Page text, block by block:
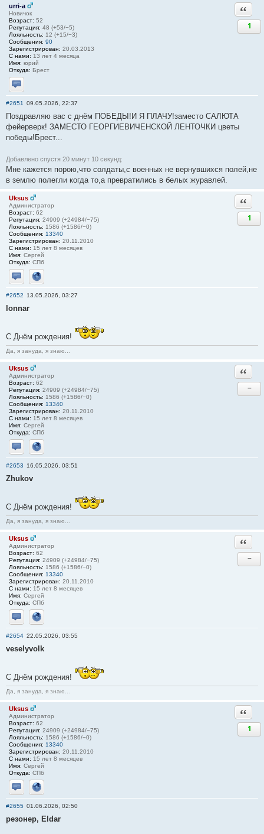
urri-a
Новичок
Возраст: 52
Репутация: 48 (+53/−5)
Лояльность: 12 (+15/−3)
Сообщения: 90
Зарегистрирован: 20.03.2013
С нами: 13 лет 4 месяца
Имя: юрий
Откуда: Брест
Отправить личное сообщение
1
#2651 09.05.2026, 22:37
Поздравляю вас с днём ПОБЕДЫ!И Я ПЛАЧУ!заместо САЛЮТА
фейерверк! ЗАМЕСТО ГЕОРГИЕВИЧЕНСКОЙ ЛЕНТОЧКИ цветы
победы!Брест...
Добавлено спустя 20 минут 10 секунд:
Мне кажется порою,что солдаты,с военных не вернувшихся полей,не
в землю полегли когда то,а превратились в белых журавлей.
Uksus
Администратор
Возраст: 62
Репутация: 24909 (+24984/−75)
Лояльность: 1586 (+1586/−0)
Сообщения: 13340
Зарегистрирован: 20.11.2010
С нами: 15 лет 8 месяцев
Имя: Сергей
Откуда: СПб
Отправить личное сообщение
Сайт
1
#2652 13.05.2026, 03:27
lonnar
С Днём рождения!
Да, я зануда, я знаю...
Uksus
Администратор
Возраст: 62
Репутация: 24909 (+24984/−75)
Лояльность: 1586 (+1586/−0)
Сообщения: 13340
Зарегистрирован: 20.11.2010
С нами: 15 лет 8 месяцев
Имя: Сергей
Откуда: СПб
Отправить личное сообщение
Сайт
−
#2653 16.05.2026, 03:51
Zhukov
С Днём рождения!
Да, я зануда, я знаю...
Uksus
Администратор
Возраст: 62
Репутация: 24909 (+24984/−75)
Лояльность: 1586 (+1586/−0)
Сообщения: 13340
Зарегистрирован: 20.11.2010
С нами: 15 лет 8 месяцев
Имя: Сергей
Откуда: СПб
Отправить личное сообщение
Сайт
−
#2654 22.05.2026, 03:55
veselyvolk
С Днём рождения!
Да, я зануда, я знаю...
Uksus
Администратор
Возраст: 62
Репутация: 24909 (+24984/−75)
Лояльность: 1586 (+1586/−0)
Сообщения: 13340
Зарегистрирован: 20.11.2010
С нами: 15 лет 8 месяцев
Имя: Сергей
Откуда: СПб
Отправить личное сообщение
Сайт
1
#2655 01.06.2026, 02:50
резонер, Eldar